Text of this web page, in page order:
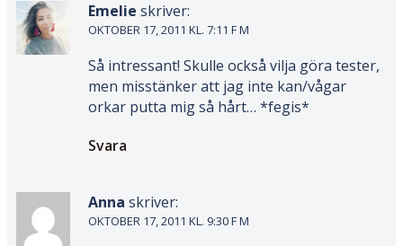
Emelie skriver:
OKTOBER 17, 2011 KL. 7:11 F M
Så intressant! Skulle också vilja göra tester,
men misstänker att jag inte kan/vågar
orkar putta mig så hårt… *fegis*
Svara
Anna skriver:
OKTOBER 17, 2011 KL. 9:30 F M